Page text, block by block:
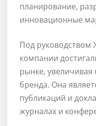
планирование,
инновационные
Под руководством
компании
рынке,
бренда. Она
публикаций и
журналах и